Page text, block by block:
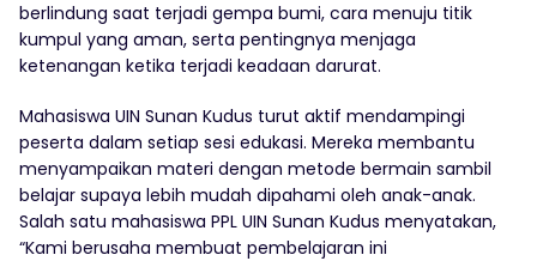
berlindung saat terjadi gempa bumi, cara menuju titik
kumpul yang aman, serta pentingnya menjaga
ketenangan ketika terjadi keadaan darurat.
Mahasiswa UIN Sunan Kudus turut aktif mendampingi
peserta dalam setiap sesi edukasi. Mereka membantu
menyampaikan materi dengan metode bermain sambil
belajar supaya lebih mudah dipahami oleh anak-anak.
Salah satu mahasiswa PPL UIN Sunan Kudus menyatakan,
“Kami berusaha membuat pembelajaran ini